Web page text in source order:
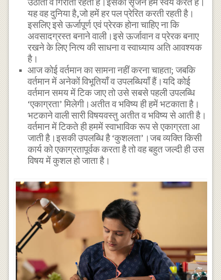
उठाती व गिराती रहती है।इसका सृजन हम स्वयं करते हैं।
यह वह दुनिया है,जो हमें हर पल प्रेरित करती रहती है।
इसलिए इसे ऊर्जापूर्ण एवं प्रेरक होना चाहिए ना कि
अवसादग्रस्त बनाने वाली।इसे ऊर्जावान व प्रेरक बनाए
रखने के लिए नित्य की साधना व स्वाध्याय अति आवश्यक
है।
आज कोई वर्तमान का सामना नहीं करना चाहता; जबकि
वर्तमान में अनेकों विभूतियाँ व उपलब्धियाँ हैं।यदि कोई
वर्तमान समय में टिक जाए तो उसे सबसे पहली उपलब्धि
‘एकाग्रता’ मिलेगी।अतीत व भविष्य ही हमें भटकाता है।
भटकाने वाली सारी विषयवस्तु अतीत व भविष्य से आती है।
वर्तमान में टिकते ही हममें स्वाभाविक रूप से एकाग्रता आ
जाती है।इसकी उपलब्धि है ‘कुशलता’।जब व्यक्ति किसी
कार्य को एकाग्रतापूर्वक करता है तो वह बहुत जल्दी ही उस
विषय में कुशल हो जाता है।